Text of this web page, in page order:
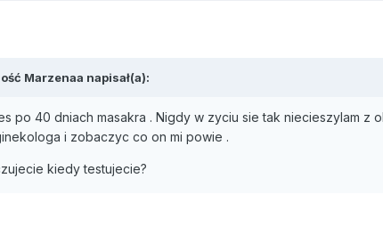
Marzenaa napisał(a):
po 40 dniach masakra . Nigdy w zyciu sie tak niecieszylam z
i zobaczyc co on mi powie .
kiedy testujecie?